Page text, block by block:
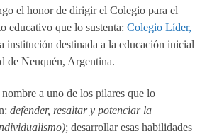
el honor de dirigir el Colegio para el
educativo que lo sustenta: Colegio Líder,
institución destinada a la educación inicial
de Neuquén, Argentina.
a uno de los pilares que lo
defender, resaltar y potenciar la
; desarrollar esas habilidades